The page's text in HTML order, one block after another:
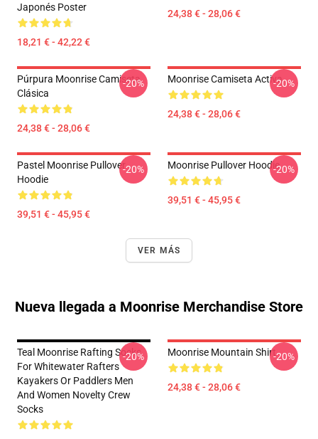
Japonés Poster
18,21 € - 42,22 €
24,38 € - 28,06 €
Púrpura Moonrise Camiseta
Clásica
24,38 € - 28,06 €
-20% Moonrise Camiseta Activa
24,38 € - 28,06 €
-20%
Pastel Moonrise Pullover
Hoodie
39,51 € - 45,95 €
-20% Moonrise Pullover Hoodie
39,51 € - 45,95 €
-20%
VER MÁS
Nueva llegada a Moonrise Merchandise Store
Teal Moonrise Rafting Socks
For Whitewater Rafters
Kayakers Or Paddlers Men
And Women Novelty Crew
Socks
-20% Moonrise Mountain Shirt
24,38 € - 28,06 €
-20%